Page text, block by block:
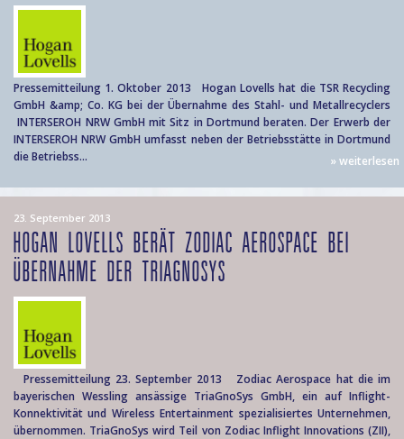
Pressemitteilung 1. Oktober 2013 Hogan Lovells hat die TSR Recycling
GmbH &amp; Co. KG bei der Übernahme des Stahl- und Metallrecyclers
INTERSEROH NRW GmbH mit Sitz in Dortmund beraten. Der Erwerb der
INTERSEROH NRW GmbH umfasst neben der Betriebsstätte in Dortmund
die Betriebss...
» weiterlesen
23. September 2013
HOGAN LOVELLS BERÄT ZODIAC AEROSPACE BEI
ÜBERNAHME DER TRIAGNOSYS
Pressemitteilung 23. September 2013 Zodiac Aerospace hat die im
bayerischen Wessling ansässige TriaGnoSys GmbH, ein auf Inflight-
Konnektivität und Wireless Entertainment spezialisiertes Unternehmen,
übernommen. TriaGnoSys wird Teil von Zodiac Inflight Innovations (ZII),